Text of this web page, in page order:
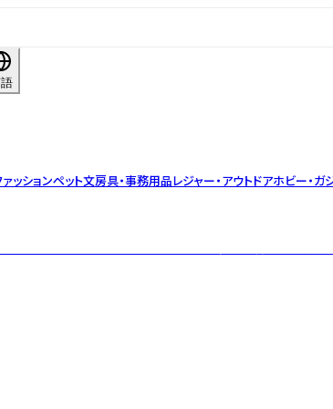
ッションペット文房具・事務用品レジャー・アウトドアホビー・ガ